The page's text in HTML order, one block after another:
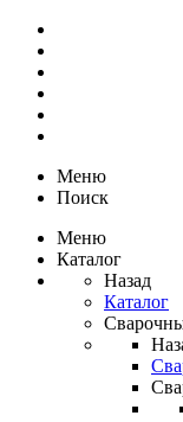
Меню
Поиск
Меню
Каталог
Назад
Каталог